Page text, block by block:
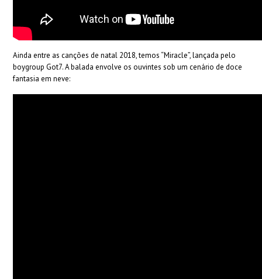
Ainda entre as canções de natal 2018, temos “Miracle”, lançada pelo
boygroup Got7. A balada envolve os ouvintes sob um cenário de doce
fantasia em neve: